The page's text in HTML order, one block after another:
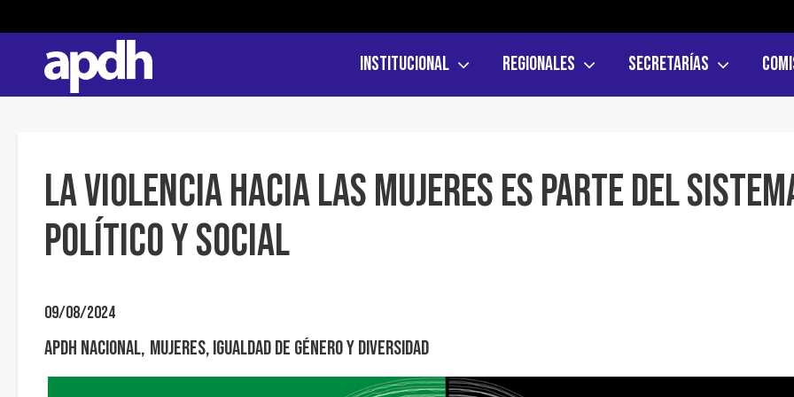
Institucional Regionales Secretarías
La violencia hacia las mujeres es parte del
político y social
09/08/2024
APDH Nacional Mujeres, igualdad de género y diversidad